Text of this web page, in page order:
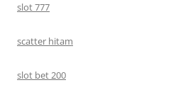
slot 777
scatter hitam
slot bet 200